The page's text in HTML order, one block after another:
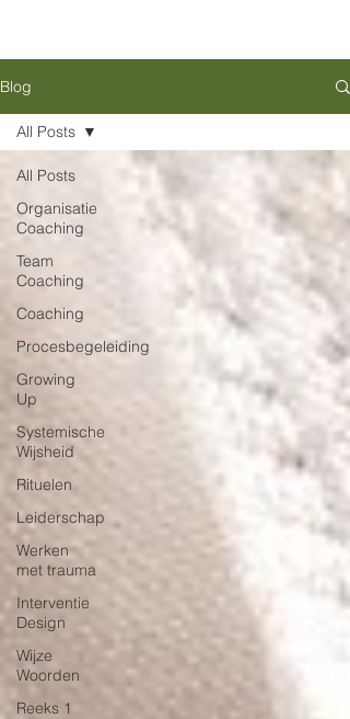
Blog
All Posts
Organisatie
Coaching
Team
Coaching
Coaching
Procesbegeleiding
Growing
Up
Systemische
Wijsheid
Rituelen
Leiderschap
Werken
met trauma
Interventie
Design
Wijze
Woorden
Reeks 1
All Posts